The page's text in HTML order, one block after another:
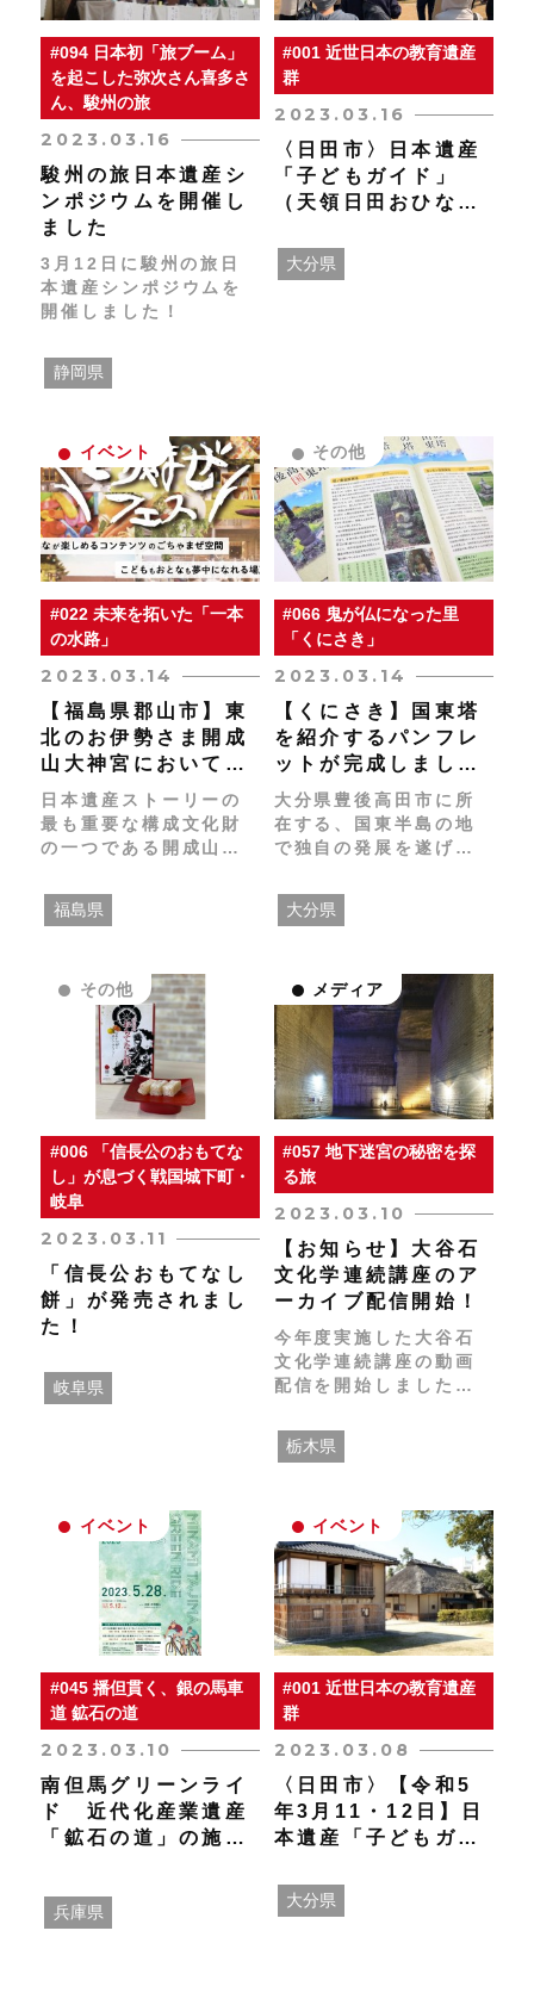
り「山門の雲水一匹龍
は前川三四郎さんです
ね」と仰るなど 瑞泉寺
をご案内していた方が
とてもビックリしてい
い事を知り「1日では足
らなかった」そうで
す。 地域おこし協力隊
方と1日井波を巡り 歴
史や彫刻の説明などは
案内 11：00～
Bed&Craftご案内
12：00～ 懐石蕎麦
松屋で昼食 13：00
～ 黒髪庵でぐい吞み
作り木彫刻体験 14：
30～ 彫刻総合会館を
ご案内 15：30～ 道
の駅にてお土産タイム
16：00～ 作成したぐ
い吞みを持ち若駒酒造
で試飲 16：45～ 高
瀬神社をご案内 17：
30 福野駅にて解散 ＜
ご興味がある方へ＞ ご
相談等のお問い合わせ
は当HPに掲載してあり
ます問い合わせ先まで
#094 日本初「旅ブーム」
を起こした弥次さん喜多さ
ん、駿州の旅
2023.03.16
駿州の旅日本遺産シ
ンポジウムを開催し
ました
3月12日に駿州の旅日
本遺産シンポジウムを
開催しました！
静岡県
#001 近世日本の教育遺産
群
2023.03.16
〈日田市〉日本遺産
「子どもガイド」
（天領日田おひなま
た大分県
イベント
#022 未来を拓いた「一本
の水路」
2023.03.14
【福島県郡山市】東
北のお伊勢さま開成
山大神宮において
「ごちゃまぜフェ
ス」が開催されま
す！
日本遺産ストーリーの
最も重要な構成文化財
の一つである開成山大
テンツのごちゃまぜ」
を基本コンセプトに
福島県
その他
#066 鬼が仏になった里
「くにさき」
2023.03.14
【くにさき】国東塔
を紹介するパンフレ
ットが完成しまし
た！
大分県豊後高田市に所
在する、国東半島の地
で独自の発展を遂げた
するパンフレットを作
成しました。
大分県
その他
#006 「信長公のおもてな
し」が息づく戦国城下町・
岐阜
2023.03.11
「信長公おもてなし
餅」が発売されまし
た！
岐阜県
メディア
#057 地下迷宮の秘密を探
る旅
2023.03.10
【お知らせ】大谷石
文化学連続講座のア
ーカイブ配信開始！
今年度実施した大谷石
文化学連続講座の動画
配信を開始しました！
くださいね！ ※ ２週
間限定の公開になりま
令和５年３月１０日
（金）～令和５年３月
２４日（金）】
栃木県
イベント
#045 播但貫く、銀の馬車
道 鉱石の道
2023.03.10
南但馬グリーンライ
ド 近代化産業遺産
「鉱石の道」の施設
「南但馬グリーンラ
兵庫県
イベント
#001 近世日本の教育遺産
群
2023.03.08
〈日田市〉【令和5
年3月11・12日】日
本遺産「子どもガイ
大分県